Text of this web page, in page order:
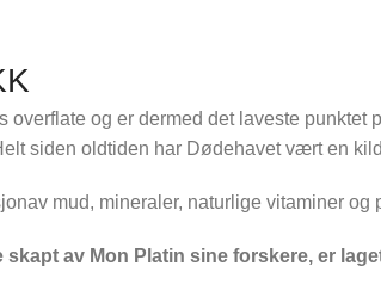
overflate og er dermed det laveste
siden oldtiden har Dødehavet vært en
mud, mineraler, naturlige vitaminer
skapt av Mon Platin sine forskere, er